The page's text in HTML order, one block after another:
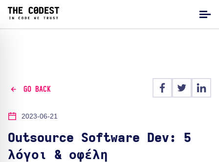
GO BACK
2023-06-21
Outsource Software Dev: 5
λόγοι & οφέλη